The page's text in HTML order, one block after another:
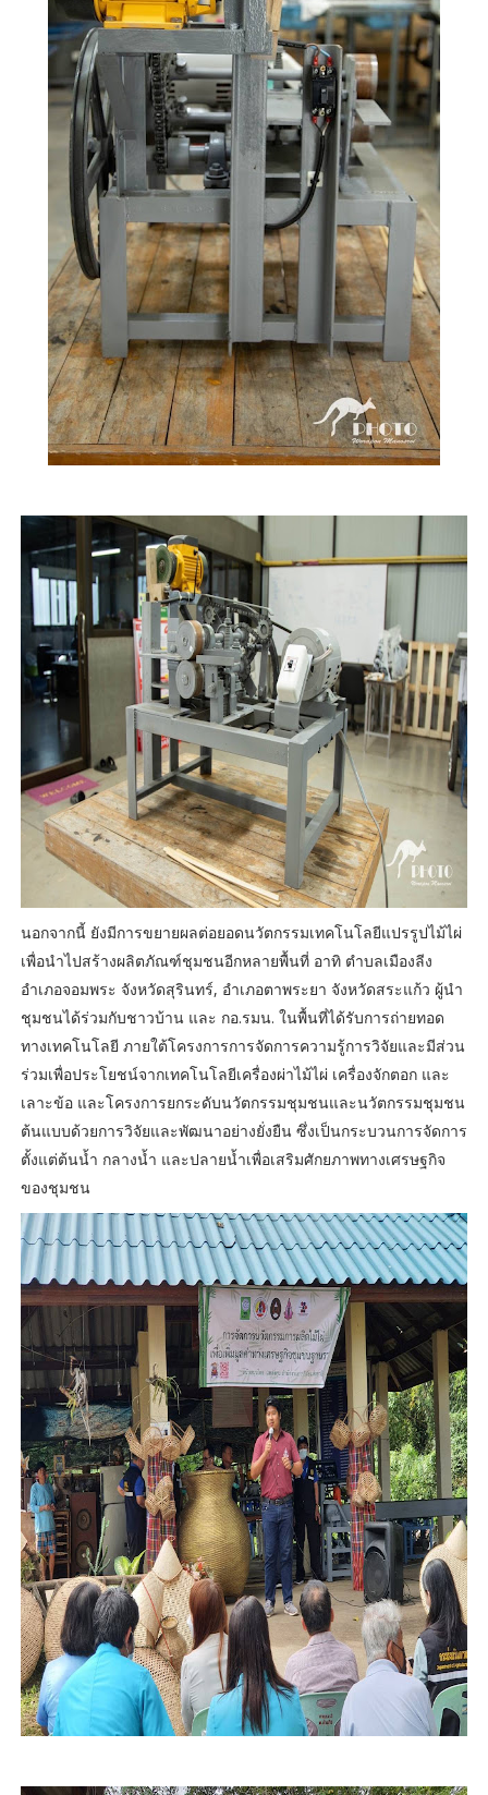
นอกจากนี้ ยังมีการขยายผลต่อยอดนวัตกรรมเทคโนโลยีแปรรูปไม้ไผ่
เพื่อนำไปสร้างผลิตภัณฑ์ชุมชนอีกหลายพื้นที่ อาทิ ตำบลเมืองลีง
อำเภอจอมพระ จังหวัดสุรินทร์, อำเภอตาพระยา จังหวัดสระแก้ว ผู้นำ
ชุมชนได้ร่วมกับชาวบ้าน และ กอ.รมน. ในพื้นที่ได้รับการถ่ายทอด
ทางเทคโนโลยี ภายใต้โครงการการจัดการความรู้การวิจัยและมีส่วน
ร่วมเพื่อประโยชน์จากเทคโนโลยีเครื่องผ่าไม้ไผ่ เครื่องจักตอก และ
เลาะข้อ และโครงการยกระดับนวัตกรรมชุมชนและนวัตกรรมชุมชน
ต้นแบบด้วยการวิจัยและพัฒนาอย่างยั่งยืน ซึ่งเป็นกระบวนการจัดการ
ตั้งแต่ต้นน้ำ กลางน้ำ และปลายน้ำเพื่อเสริมศักยภาพทางเศรษฐกิจ
ของชุมชน